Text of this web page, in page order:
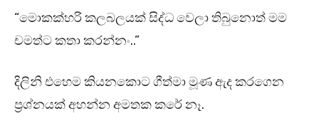
“මොකක්හරි කලබලයක් සිද්ධ වෙලා තිබුනොත් මම
චමත්ට කතා කරන්නං..”
දිලිනි එහෙම කියනකොට ගීත්මා මූණ ඇද කරගෙන
ප්‍රශ්නයක් අහන්න අමතක කරේ නෑ.